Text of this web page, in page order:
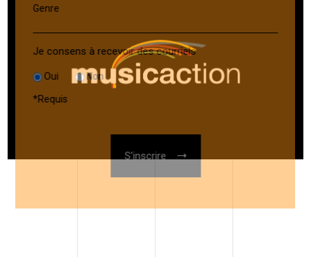
Genre
Je consens à recevoir des courriels
Oui Non
*Requis